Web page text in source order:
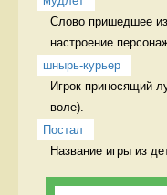
Слово пришедшее из
настроение
шнырь-курьер
Игрок приносящий
воле).
Постал
Название игры из